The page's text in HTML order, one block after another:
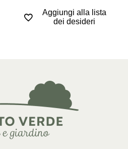
Aggiungi alla lista
dei desideri